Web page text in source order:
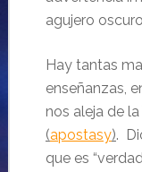
agujero
Hay tantas
enseñanzas,
nos aleja de
(apostasy).
que es